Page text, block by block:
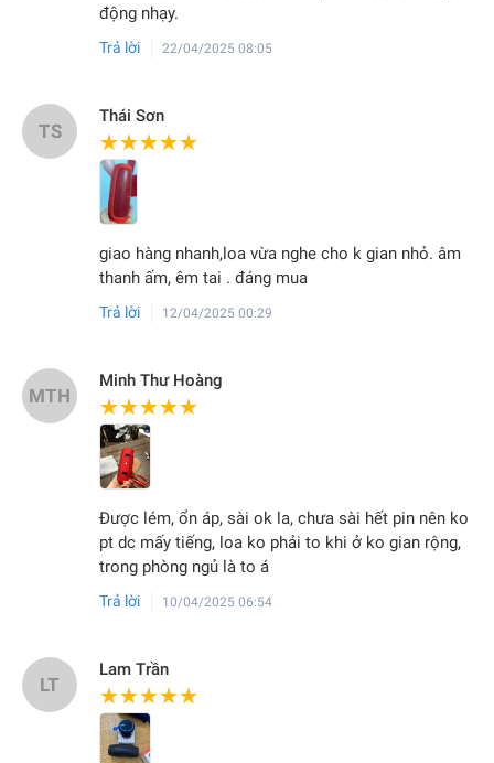
động nhạy.
Trả lời 22/04/2025 08:05
TS
Thái Sơn
★★★★★
★★★★★
giao hàng nhanh,loa vừa nghe cho k gian nhỏ. âm
thanh ấm, êm tai . đáng mua
Trả lời 12/04/2025 00:29
MTH
Minh Thư Hoàng
★★★★★
★★★★★
Được lém, ổn áp, sài ok la, chưa sài hết pin nên ko
pt dc mấy tiếng, loa ko phải to khi ở ko gian rộng,
trong phòng ngủ là to á
Trả lời 10/04/2025 06:54
LT
Lam Trần
★★★★★
★★★★★